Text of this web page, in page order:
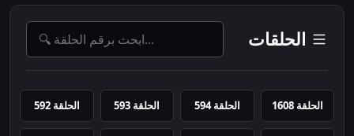
الحلقات
الحلقة 1608 الحلقة 594 الحلقة 593 الحلقة 592